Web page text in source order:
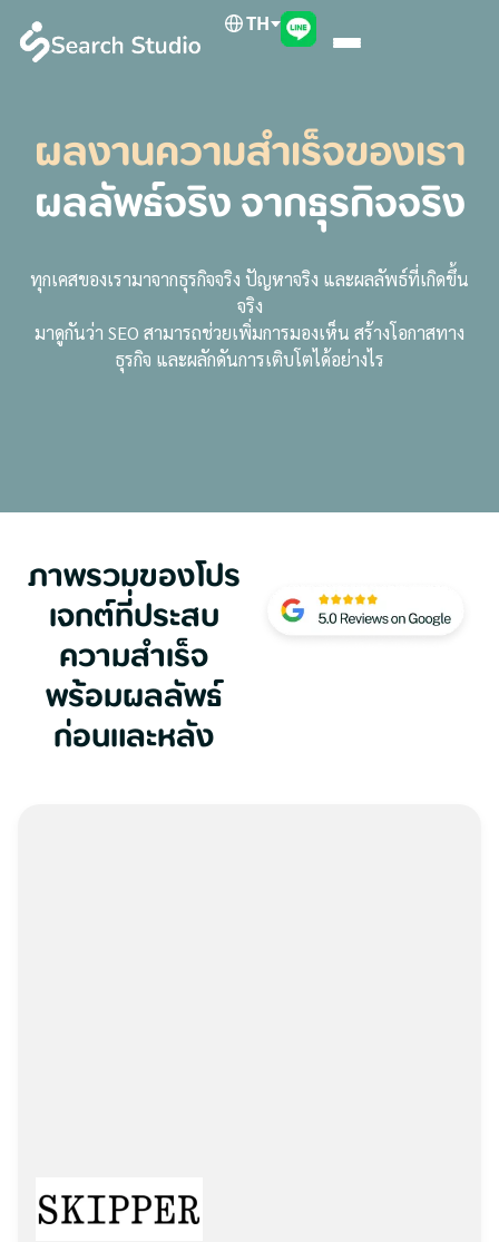
TH
ผลงานความสำเร็จของเรา
ผลลัพธ์จริง จากธุรกิจจริง
ทุกเคสของเรามาจากธุรกิจจริง ปัญหาจริง และผลลัพธ์ที่เกิดขึ้น
จริง
มาดูกันว่า SEO สามารถช่วยเพิ่มการมองเห็น สร้างโอกาสทาง
ธุรกิจ และผลักดันการเติบโตได้อย่างไร
ภาพรวมของโปร
เจกต์ที่ประสบ
ความสำเร็จ
พร้อมผลลัพธ์
ก่อนและหลัง